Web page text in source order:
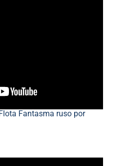
Fantasma ruso por